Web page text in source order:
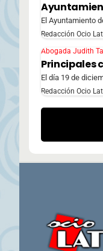
El Ayuntamiento
Redacción Ocio
Abogada Judith
Principales
El día 19 de
Redacción Ocio